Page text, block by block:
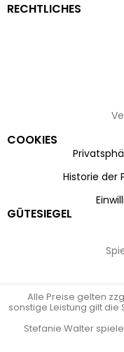
RECHTLICHES
COOKIES
Historie der
GÜTESIEGEL
Alle Preise gelten
sonstige Leistung gilt
Stefanie Walter